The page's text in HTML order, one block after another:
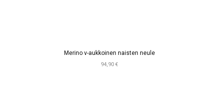
Merino v-aukkoinen naisten neule
94,90 €